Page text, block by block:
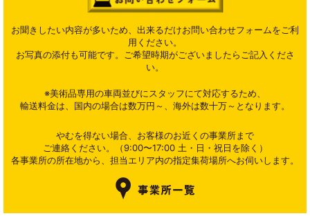
お聞きしたい内容が多いため、出来るだけお問い合わせフォームをご利
用ください。
お写真の添付も可能です。ご希望時期がございましたらご記入くださ
い。
※美術品専用の車両並びにスタッフにて対応するため、
輸送料金は、国内の場合は数万円～、海外は数十万～となります。
やむを得ない場合、お客様のお近くの事業所まで
ご連絡ください。（9:00〜17:00 土・日・祝日を除く）
各事業所の所在地から、担当エリア内の指定集荷場所へお伺いします。